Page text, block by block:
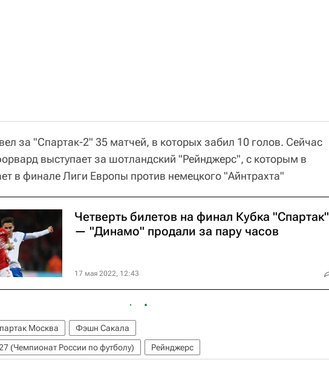
за "Спартак-2" 35 матчей, в которых забил 10 голов. Сейчас
выступает за шотландский "Рейнджерс", с которым в
в финале Лиги Европы против немецкого "Айнтрахта"
Четверть билетов на финал Кубка "Спартак"
— "Динамо" продали за пару часов
17 мая 2022, 12:43
Москва
Фэшн Сакала
(Чемпионат России по футболу)
Рейнджерс